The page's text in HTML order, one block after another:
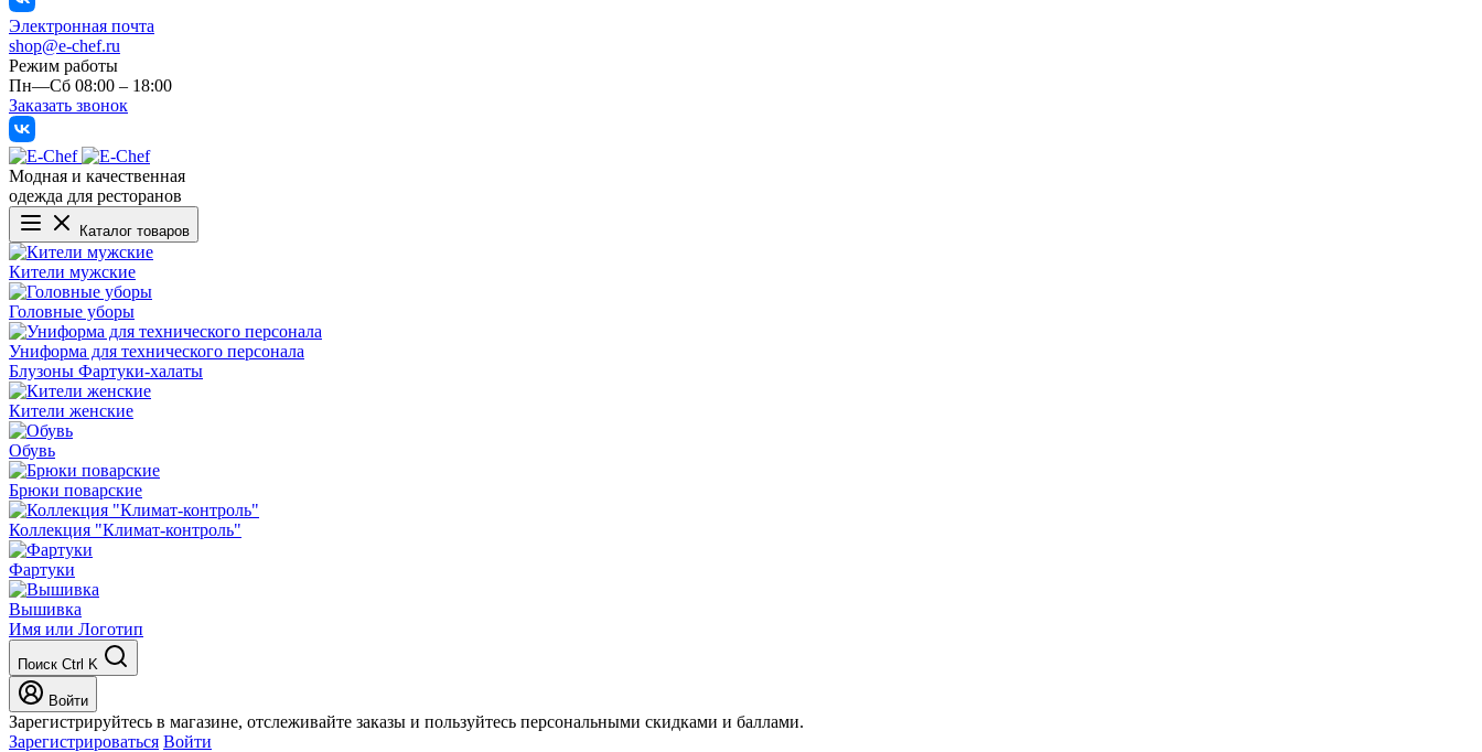
Электронная почта
shop@e-chef.ru
Режим работы
Пн—Сб 08:00 – 18:00
Заказать звонок
Модная и качественная
одежда для ресторанов
Каталог товаров
Кители мужские
Головные уборы
Униформа для технического персонала
Блузоны Фартуки-халаты
Кители женские
Обувь
Брюки поварские
Коллекция "Климат-контроль"
Фартуки
Вышивка
Имя или Логотип
Поиск Ctrl K
Войти
Зарегистрируйтесь в магазине, отслеживайте заказы и пользуйтесь персональными скидками и баллами.
Зарегистрироваться Войти